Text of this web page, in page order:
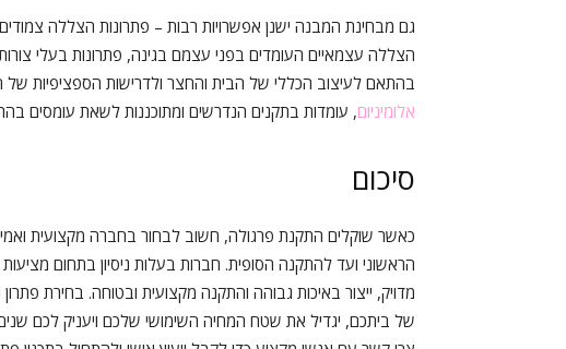
גם מבחינת המבנה ישנן אפשרויות רבות – פתרונות הצללה
הצללה עצמאיים העומדים בפני עצמם בגינה, פתרונות בעלי
בהתאם לעיצוב הכללי של הבית והחצר ולדרישות הספציפיות
אלומיניום, עומדות בתקנים הנדרשים ומתוכננות לשאת עומסים
סיכום
כאשר שוקלים התקנת פרגולה, חשוב לבחור בחברה מקצועית
הראשוני ועד להתקנה הסופית. חברות בעלות ניסיון בתחום מציעות
מדויק, ייצור באיכות גבוהה והתקנה מקצועית ובטוחה. בחירת
של ביתכם, יגדיל את שטח המחיה השימושי שלכם ויעניק לכם